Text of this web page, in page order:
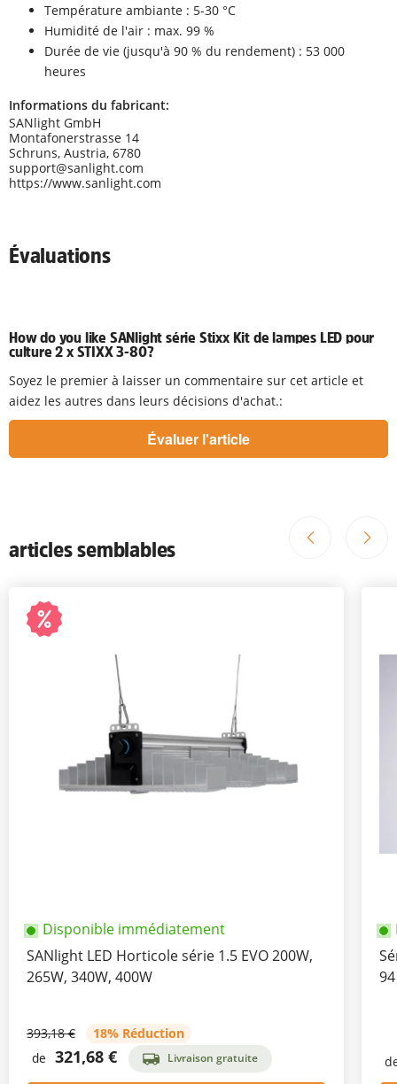
Température ambiante : 5-30 °C
Humidité de l'air : max. 99 %
Durée de vie (jusqu'à 90 % du rendement) : 53 000
heures
Informations du fabricant:
SANlight GmbH
Montafonerstrasse 14
Schruns, Austria, 6780
support@sanlight.com
https://www.sanlight.com
Évaluations
How do you like SANlight série Stixx Kit de lampes LED pour
culture 2 x STIXX 3-80?
Soyez le premier à laisser un commentaire sur cet article et
aidez les autres dans leurs décisions d'achat.:
articles semblables
Disponible immédiatement
SANlight LED Horticole série 1.5 EVO 200W,
265W, 340W, 400W
393,18 €
18% Réduction
de 321,68 € Livraison gratuite